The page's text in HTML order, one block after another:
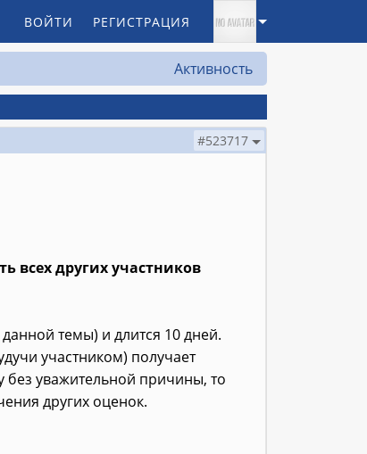
ВОЙТИ РЕГИСТРАЦИЯ
Активность
#523717
всех других участников
темы) и длится 10 дней.
участником) получает
без уважительной причины, то
других оценок.